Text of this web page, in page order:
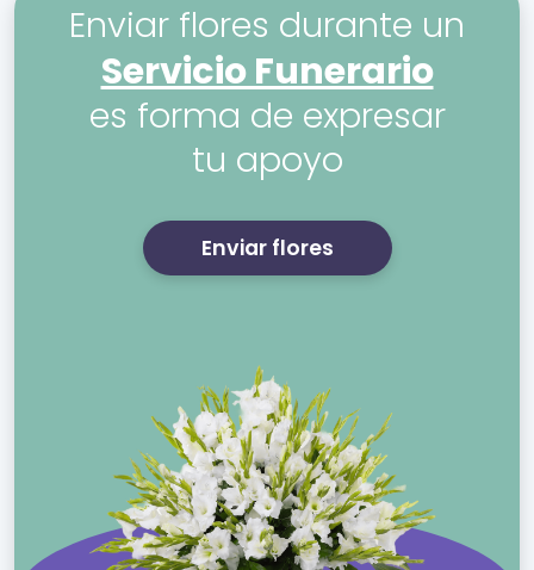
Enviar flores durante un
Servicio Funerario
es forma de expresar
tu apoyo
Enviar flores